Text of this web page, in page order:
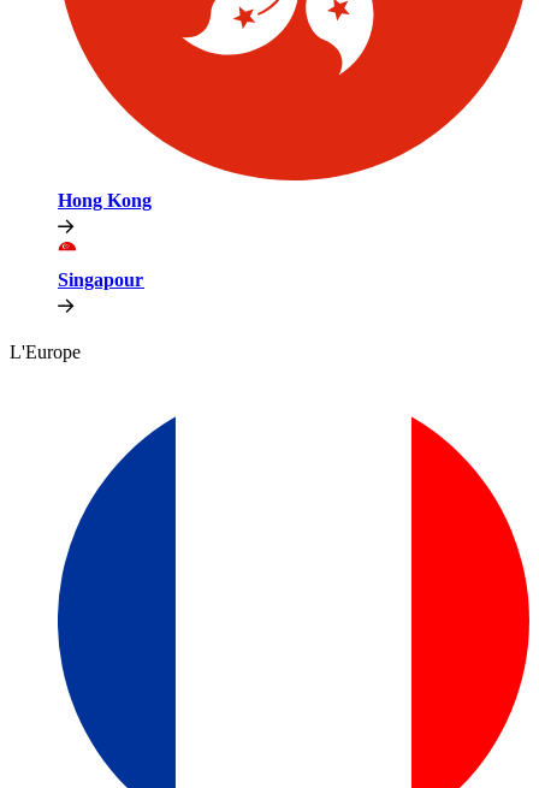
Hong Kong​​
Singapour​​
L'Europe​​